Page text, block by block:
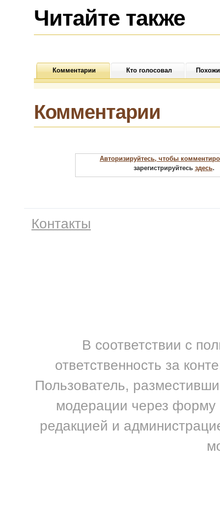
Читайте также
Комментарии Кто голосовал
Комментарии
Авторизируйтесь, чтобы
зарегистрируйтесь здесь.
Контакты
В соответствии с
ответственность за
Пользователь,
модерации через форму
редакцией и